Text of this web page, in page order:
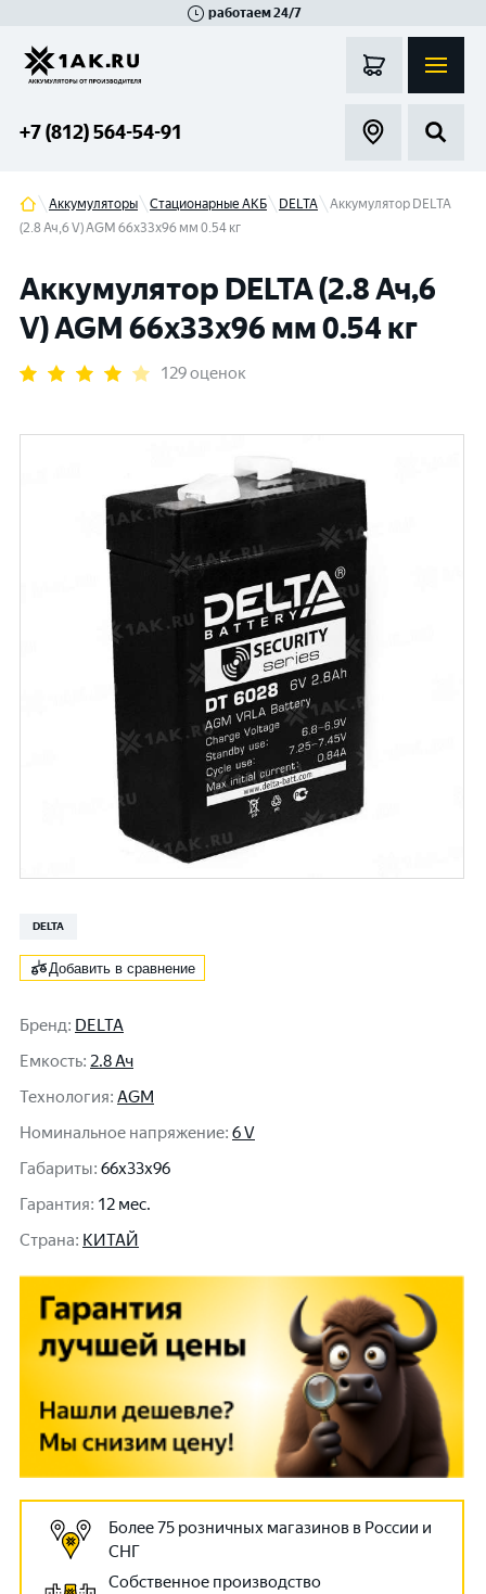
работаем 24/7
+7 (812) 564-54-91
Аккумуляторы Стационарные АКБ DELTA
Аккумулятор DELTA
(2.8 Ач,6 V) AGM 66x33x96 мм 0.54 кг
Аккумулятор DELTA (2.8 Ач,6
V) AGM 66x33x96 мм 0.54 кг
129 оценок
DELTA
Добавить в сравнение
Бренд: DELTA
Емкость: 2.8 Ач
Технология: AGM
Номинальное напряжение: 6 V
Габариты: 66x33x96
Гарантия: 12 мес.
Cтрана: КИТАЙ
Более 75 розничных магазинов в России и
СНГ
Собственное производство
Гатчина